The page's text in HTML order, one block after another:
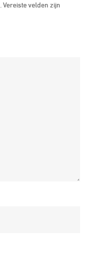
Vereiste velden zijn